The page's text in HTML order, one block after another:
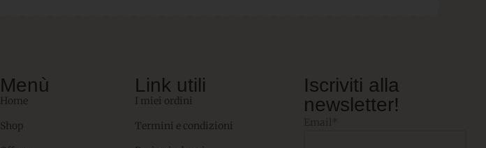
Menù
Home
Shop
Link utili
I miei ordini
Termini e condizioni
Iscriviti alla
newsletter!